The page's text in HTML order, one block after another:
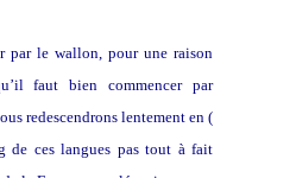
par le wallon, pour une raison
faut bien commencer par
redescendrons lentement en (
de ces langues pas tout à fait